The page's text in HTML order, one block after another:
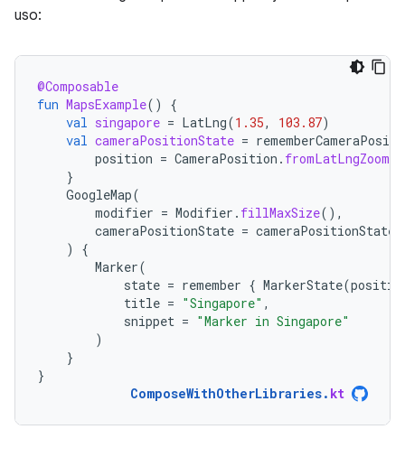
uso:
@Composable
fun MapsExample()
{
val singapore = LatLng(1.35, 103.87)
val cameraPositionState =
position = CameraPosition . fromLatLngZoom
}
GoogleMap(
modifier = Modifier . fillMaxSize(),
cameraPositionState = cameraPositionState
)
{
Marker(
state = remember { MarkerState(
title = "Singapore" ,
snippet = "Marker in Singapore"
)
}
}
ComposeWithOtherLibraries. kt